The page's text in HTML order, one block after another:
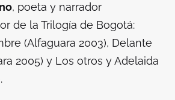
, poeta y narrador
de la Trilogía de Bogotá:
(Alfaguara 2003), Delante
2005) y Los otros y Adelaida